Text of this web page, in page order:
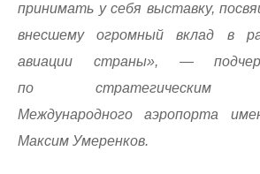
принимать у себя выставку,
внесшему огромный вклад в
авиации страны», —
по стратегическим
Международного аэропорта
Максим Умеренков.